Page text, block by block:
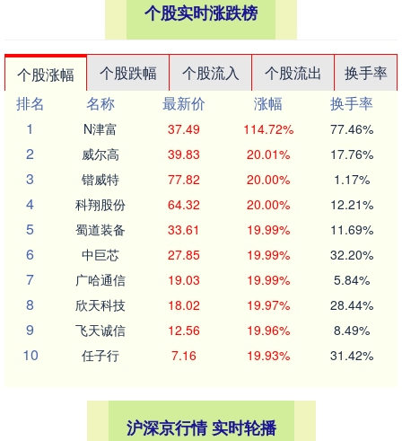
个股实时涨跌榜
个股涨幅 个股跌幅 个股流入 个股流出
换手率
排名
名称 最新价 涨幅
换手率
1
N津富 37.49 114.72% 77.46%
2 威尔高 39.83 20.01% 17.76%
3 锴威特 77.82 20.00% 1.17%
4 科翔股份 64.32 20.00% 12.21%
5 蜀道装备 33.61 19.99% 11.69%
6 中巨芯 27.85 19.99% 32.20%
7 广哈通信 19.03 19.99% 5.84%
8 欣天科技 18.02 19.97% 28.44%
9 飞天诚信 12.56 19.96% 8.49%
10 任子行 7.16 19.93% 31.42%
沪深京行情 实时轮播